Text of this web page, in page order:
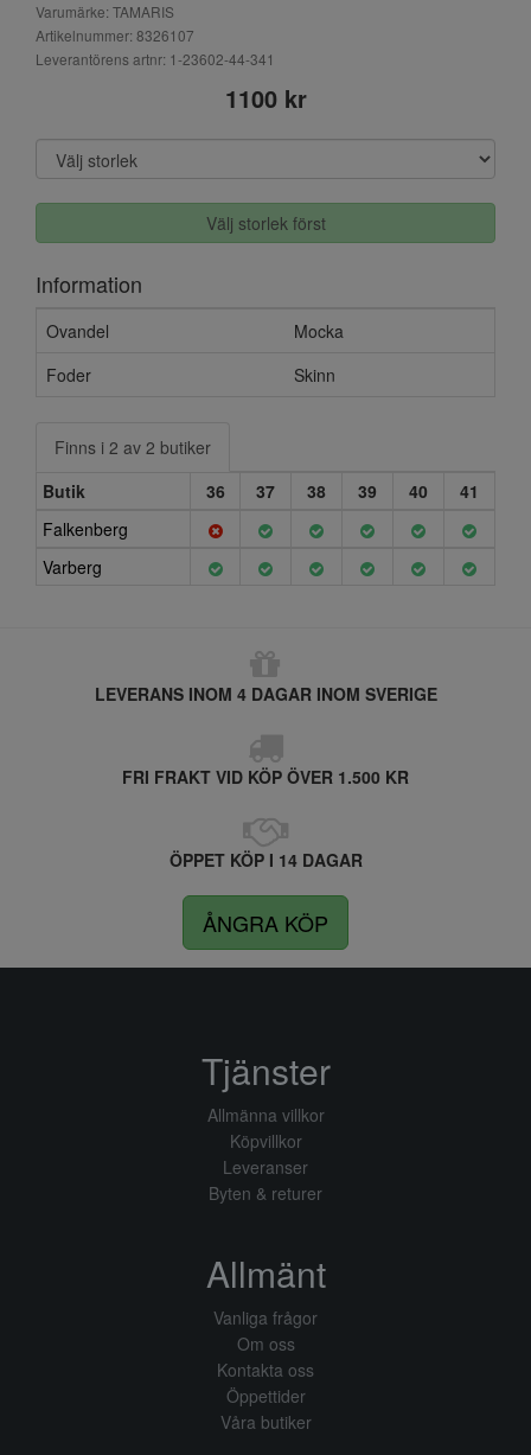
Varumärke: TAMARIS
Artikelnummer: 8326107
Leverantörens artnr: 1-23602-44-341
1100 kr
Välj storlek först
Information
Ovandel
Mocka
Foder
Skinn
Finns i 2 av 2 butiker
Butik
36 37 38 39 40
41
Falkenberg
Varberg
LEVERANS INOM 4 DAGAR INOM SVERIGE
FRI FRAKT VID KÖP ÖVER 1.500 KR
ÖPPET KÖP I 14 DAGAR
ÅNGRA KÖP
Tjänster
Allmänna villkor
Köpvillkor
Leveranser
Byten & returer
Allmänt
Vanliga frågor
Om oss
Kontakta oss
Öppettider
Våra butiker